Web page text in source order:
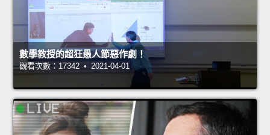
數學教授的超狂愚人節惡作劇！
觀看次數：17342 • 2021-04-01